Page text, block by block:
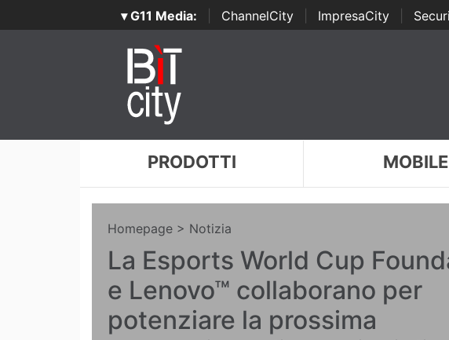
▾ G11 Media: ChannelCity ImpresaCity
PRODOTTI MOBILE
Homepage > Notizia
La Esports World Cup
e Lenovo™ collaborano per
potenziare la prossima